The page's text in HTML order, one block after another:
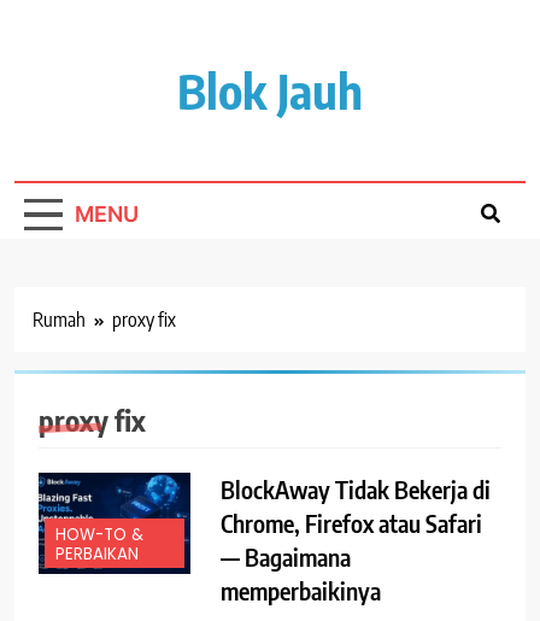
Blok Jauh
MENU
Rumah proxy fix
proxy fix
HOW-TO &
PERBAIKAN
BlockAway Tidak Bekerja di
Chrome, Firefox atau Safari
— Bagaimana
memperbaikinya